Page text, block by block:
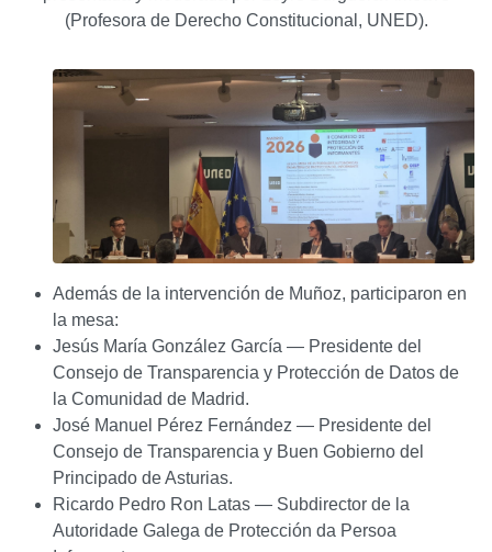
(Profesora de Derecho Constitucional, UNED).
Además de la intervención de Muñoz, participaron en
la mesa:
Jesús María González García — Presidente del
Consejo de Transparencia y Protección de Datos de
la Comunidad de Madrid.
José Manuel Pérez Fernández — Presidente del
Consejo de Transparencia y Buen Gobierno del
Principado de Asturias.
Ricardo Pedro Ron Latas — Subdirector de la
Autoridade Galega de Protección da Persoa